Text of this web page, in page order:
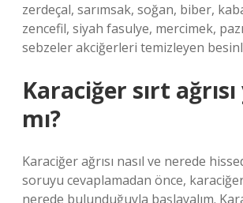
zerdeçal, sarımsak, soğan, biber,
zencefil, siyah fasulye, mercimek,
sebzeler akciğerleri temizleyen
Karaciğer sırt
mı?
Karaciğer ağrısı nasıl ve nerede
soruyu cevaplamadan önce,
nerede bulunduğuyla başlayalım.